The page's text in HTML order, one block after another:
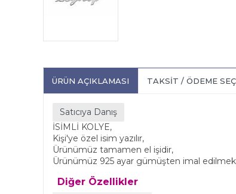
ÜRÜN AÇIKLAMASI TAKSIT / ÖDEME
Satıcıya Danış
İSİMLİ KOLYE,
Kişi'ye özel isim yazılır,
Ürünümüz tamamen el işidir,
Ürünümüz 925 ayar gümüşten imal
Diğer Özellikler